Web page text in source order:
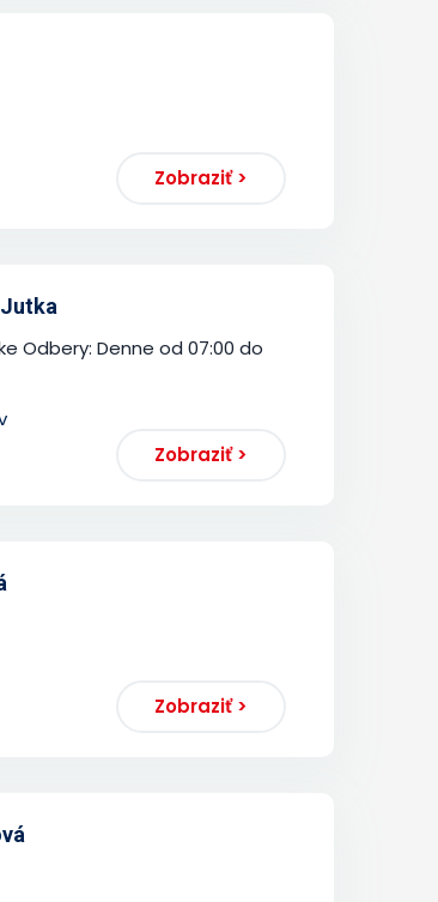
Zobraziť >
Jutka
Odbery: Denne od 07:00 do
Zobraziť >
Zobraziť >